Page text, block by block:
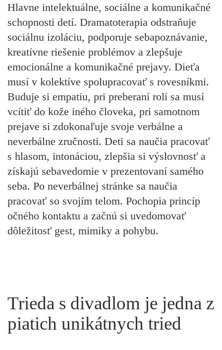
Hlavne intelektuálne, sociálne a komunikačné
schopnosti detí. Dramatoterapia odstraňuje
sociálnu izoláciu, podporuje sebapoznávanie,
kreatívne riešenie problémov a zlepšuje
emocionálne a komunikačné prejavy. Dieťa
musí v kolektíve spolupracovať s rovesníkmi.
Buduje si empatiu, pri preberaní rolí sa musí
vcítiť do kože iného človeka, pri samotnom
prejave si zdokonaľuje svoje verbálne a
neverbálne zručnosti. Deti sa naučia pracovať
s hlasom, intonáciou, zlepšia si výslovnosť a
získajú sebavedomie v prezentovaní samého
seba. Po neverbálnej stránke sa naučia
pracovať so svojím telom. Pochopia princíp
očného kontaktu a začnú si uvedomovať
dôležitosť gest, mimiky a pohybu.
Trieda s divadlom je jedna z
piatich unikátnych tried